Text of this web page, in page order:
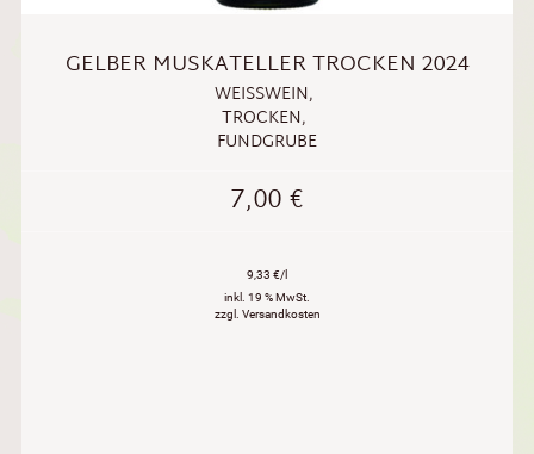
GELBER MUSKATELLER TROCKEN 2024
WEISSWEIN ,
TROCKEN,
FUNDGRUBE
7,00€
9,33 €/l
inkl. 19 % MwSt.
zzgl. Versandkosten